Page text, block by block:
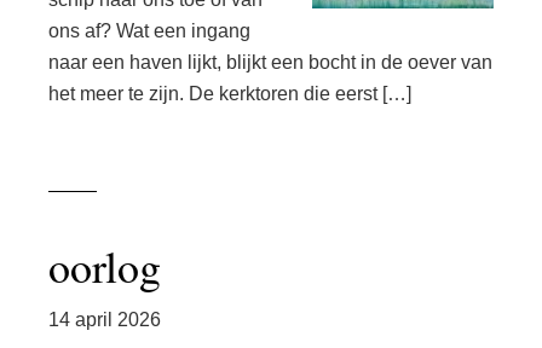
ons af? Wat een ingang
naar een haven lijkt, blijkt een bocht in de oever van
het meer te zijn. De kerktoren die eerst […]
oorlog
14 april 2026